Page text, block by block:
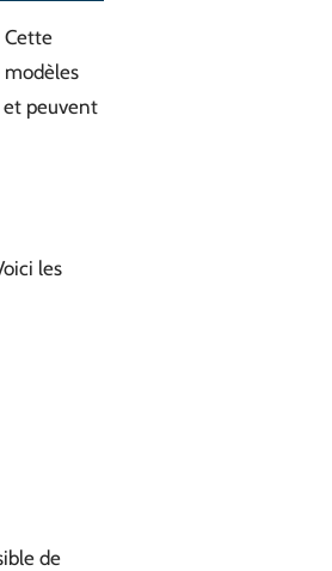
Cette
modèles
et peuvent
les
de